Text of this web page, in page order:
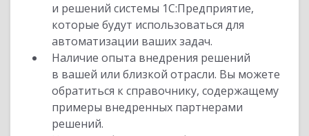
и решений системы 1С:Предприятие,
которые будут использоваться для
автоматизации ваших задач.
Наличие опыта внедрения решений
в вашей или близкой отрасли. Вы можете
обратиться к справочнику, содержащему
примеры внедренных партнерами
решений.